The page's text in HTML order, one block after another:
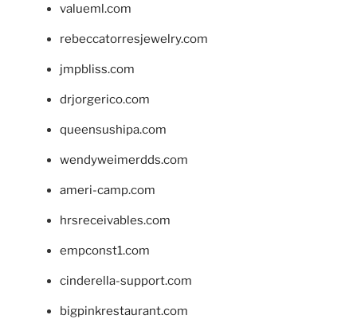
valueml.com
rebeccatorresjewelry.com
jmpbliss.com
drjorgerico.com
queensushipa.com
wendyweimerdds.com
ameri-camp.com
hrsreceivables.com
empconst1.com
cinderella-support.com
bigpinkrestaurant.com